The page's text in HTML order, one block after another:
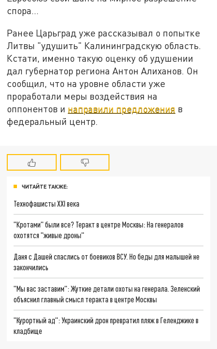
спора...
Ранее Царьград уже рассказывал о попытке
Литвы "удушить" Калининградскую область.
Кстати, именно такую оценку об удушении
дал губернатор региона Антон Алиханов. Он
сообщил, что на уровне области уже
проработали меры воздействия на
оппонентов и направили предложения в
федеральный центр.
ЧИТАЙТЕ ТАКЖЕ:
Технофашисты XXI века
"Кротами" были все? Теракт в центре Москвы: На генералов
охотятся "живые дроны"
Даня с Дашей спаслись от боевиков ВСУ. Но беды для малышей не
закончились
"Мы вас заставим": Жуткие детали охоты на генерала. Зеленский
объяснил главный смысл теракта в центре Москвы
"Курортный ад": Украинский дрон превратил пляж в Геленджике в
кладбище